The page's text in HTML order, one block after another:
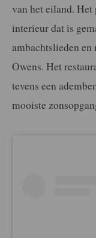
van het eiland. Het
interieur dat is
ambachtslieden
Owens. Het
tevens een
mooiste